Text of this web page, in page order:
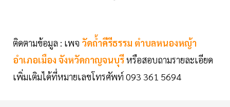
ติดตามข้อมูล : เพจ วัดถ้ำคีรีธรรม ตำบลหนองหญ้า
อำเภอเมือง จังหวัดกาญจนบุรีหรือสอบถามรายละเอียด
เพิ่มเติมได้ที่หมายเลขโทรศัพท์ 093 361 5694